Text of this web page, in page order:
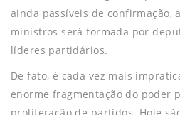
ainda passíveis de confirmação,
ministros será formada por
líderes partidários.
De fato, é cada vez mais
enorme fragmentação do poder